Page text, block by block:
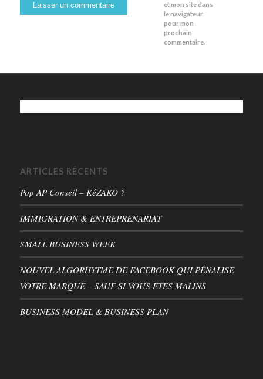
et mon site dans
le navigateur
pour mon
prochain
commentaire.
ARTICLES RÉCENTS
Pop AP Conseil – KéZAKO ?
IMMIGRATION & ENTREPRENARIAT
SMALL BUSINESS WEEK
NOUVEL ALGORHYTME DE FACEBOOK QUI PÉNALISE
VOTRE MARQUE – SAUF SI VOUS ETES MALINS
BUSINESS MODEL & BUSINESS PLAN